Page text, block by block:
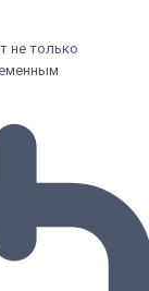
не только